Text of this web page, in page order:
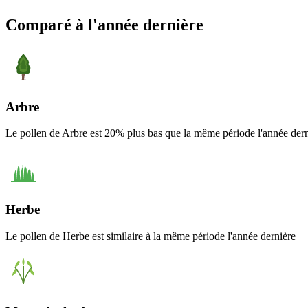
Comparé à l'année dernière
Arbre
Le pollen de Arbre est 20% plus bas que la même période l'année
Herbe
Le pollen de Herbe est similaire à la même période l'année dernière